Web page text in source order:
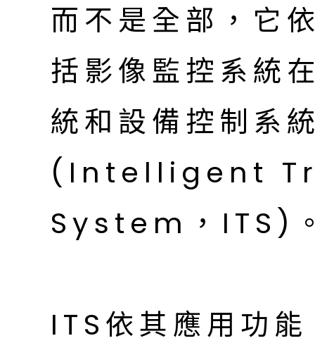
而不是全部，它
括影像監控系統
統和設備控制系
(Intelligent
System，ITS)
ITS依其應用功